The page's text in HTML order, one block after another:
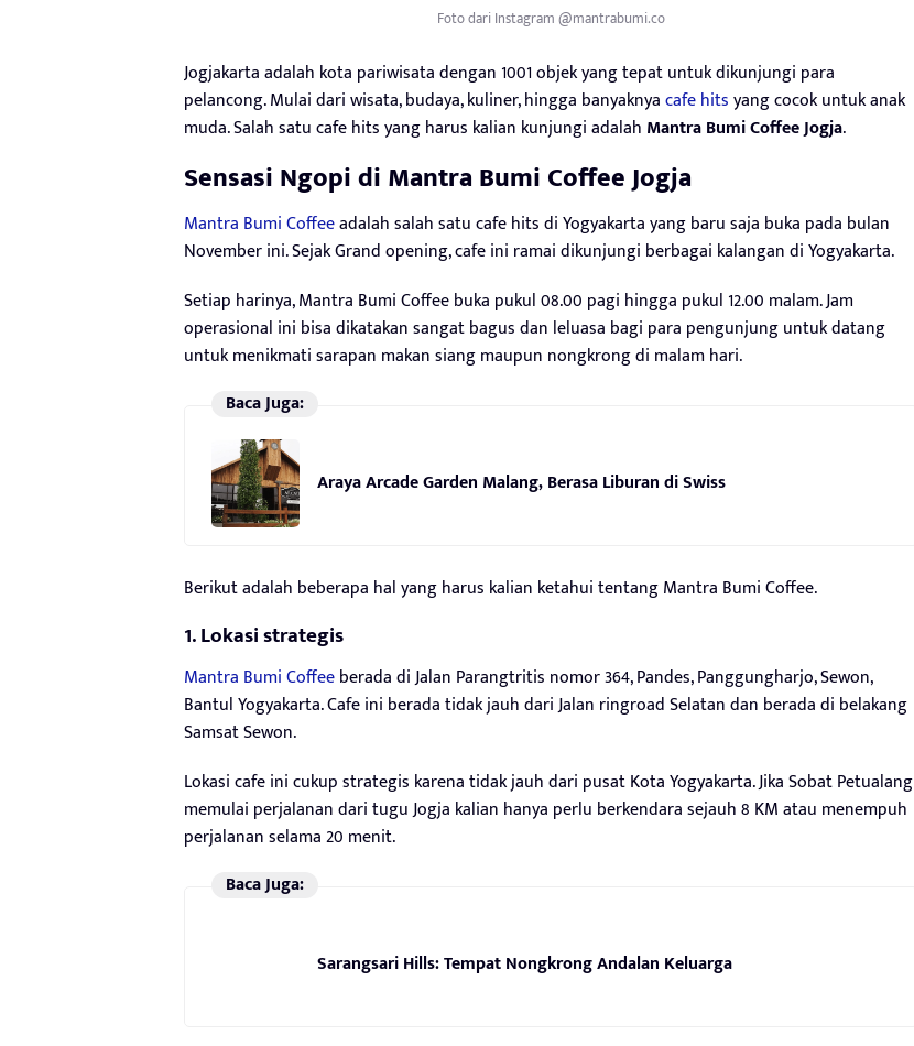
Foto dari Instagram @mantrabumi.co
Jogjakarta adalah kota pariwisata dengan 1001 objek yang tepat untuk dikunjungi para
pelancong. Mulai dari wisata, budaya, kuliner, hingga banyaknyacafe hitsyang cocok untuk anak
muda. Salah satu cafe hits yang harus kalian kunjungi adalah Mantra Bumi Coffee Jogja.
Sensasi Ngopi di Mantra Bumi Coffee Jogja
Mantra Bumi Coffeeadalah salah satu cafe hits di Yogyakarta yang baru saja buka pada bulan
November ini. Sejak Grand opening, cafe ini ramai dikunjungi berbagai kalangan di Yogyakarta.
Setiap harinya, Mantra Bumi Coffee buka pukul 08.00 pagi hingga pukul 12.00 malam. Jam
operasional ini bisa dikatakan sangat bagus dan leluasa bagi para pengunjung untuk datang
untuk menikmati sarapan makan siang maupun nongkrong di malam hari.
Baca Juga:
Araya Arcade Garden Malang, Berasa Liburan di Swiss
Berikut adalah beberapa hal yang harus kalian ketahui tentang Mantra Bumi Coffee.
1. Lokasi strategis
Mantra Bumi Coffeeberada di Jalan Parangtritis nomor 364, Pandes, Panggungharjo, Sewon,
Bantul Yogyakarta. Cafe ini berada tidak jauh dari Jalan ringroad Selatan dan berada di belakang
Samsat Sewon.
Lokasi cafe ini cukup strategis karena tidak jauh dari pusat Kota Yogyakarta. Jika Sobat Petualang
memulai perjalanan dari tugu Jogja kalian hanya perlu berkendara sejauh 8 KM atau menempuh
perjalanan selama 20 menit.
Baca Juga:
Sarangsari Hills: Tempat Nongkrong Andalan Keluarga